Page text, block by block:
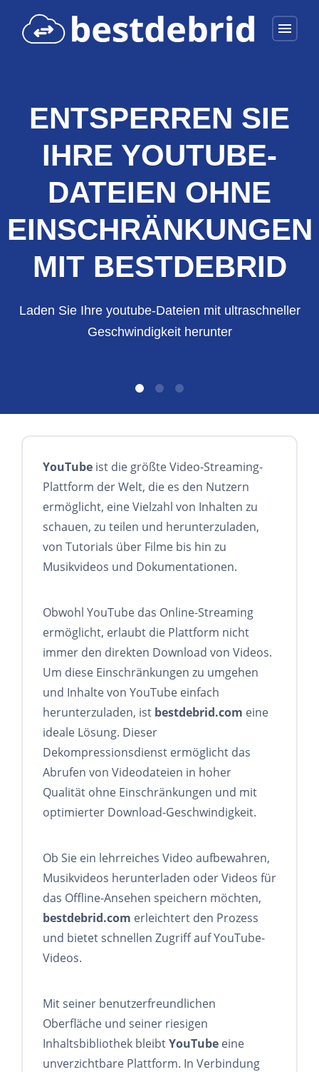
menu
ENTSPERREN SIE
IHRE YOUTUBE-
DATEIEN OHNE
EINSCHRÄNKUNGEN
MIT BESTDEBRID
Laden Sie Ihre youtube-Dateien mit ultraschneller
Geschwindigkeit herunter
YouTube ist die größte Video-Streaming-
Plattform der Welt, die es den Nutzern
ermöglicht, eine Vielzahl von Inhalten zu
schauen, zu teilen und herunterzuladen,
von Tutorials über Filme bis hin zu
Musikvideos und Dokumentationen.
Obwohl YouTube das Online-Streaming
ermöglicht, erlaubt die Plattform nicht
immer den direkten Download von Videos.
Um diese Einschränkungen zu umgehen
und Inhalte von YouTube einfach
herunterzuladen, ist bestdebrid.com eine
ideale Lösung. Dieser
Dekompressionsdienst ermöglicht das
Abrufen von Videodateien in hoher
Qualität ohne Einschränkungen und mit
optimierter Download-Geschwindigkeit.
Ob Sie ein lehrreiches Video aufbewahren,
Musikvideos herunterladen oder Videos für
das Offline-Ansehen speichern möchten,
bestdebrid.com erleichtert den Prozess
und bietet schnellen Zugriff auf YouTube-
Videos.
Mit seiner benutzerfreundlichen
Oberfläche und seiner riesigen
Inhaltsbibliothek bleibtYouTube eine
unverzichtbare Plattform. In Verbindung